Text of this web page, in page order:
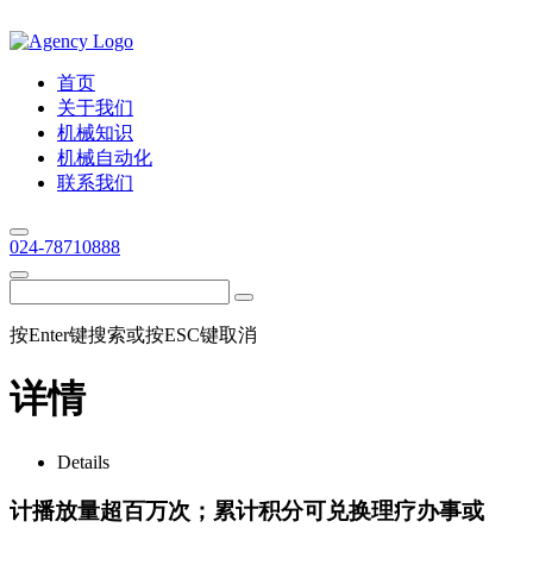
首页
关于我们
机械知识
机械自动化
联系我们
024-78710888
按Enter键搜索或按ESC键取消
详情
Details
计播放量超百万次；累计积分可兑换理疗办事或